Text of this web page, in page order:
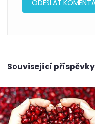
Související příspěvky